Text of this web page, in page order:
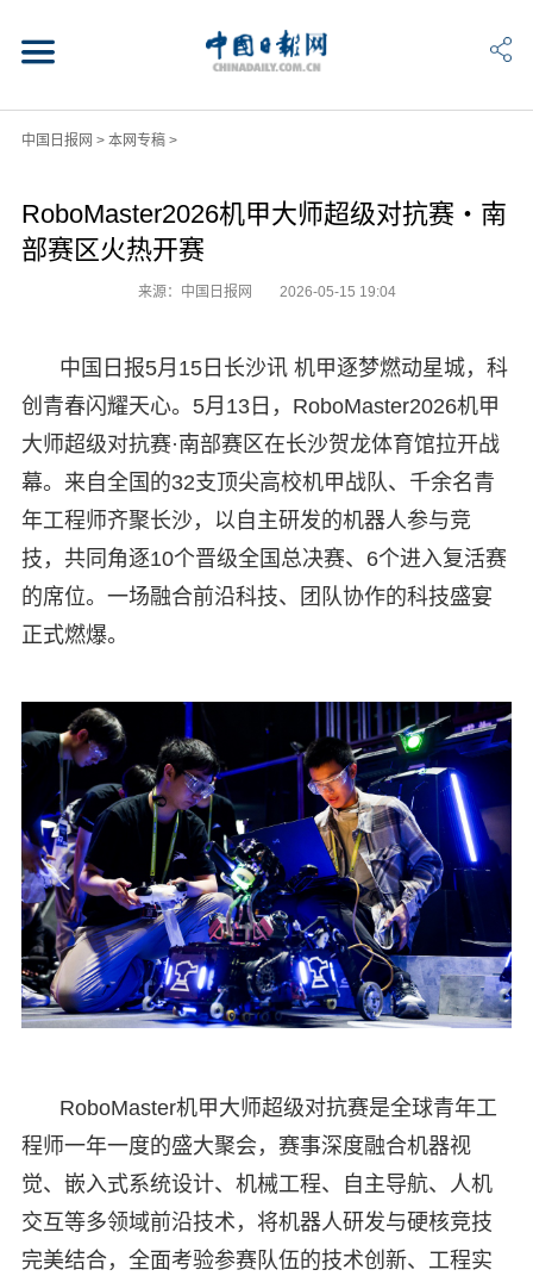
中国日报网 > 本网专稿>
RoboMaster2026机甲大师超级对抗赛・南
部赛区火热开赛
来源：中国日报网 2026-05-15 19:04
中国日报5月15日长沙讯 机甲逐梦燃动星城，科
创青春闪耀天心。5月13日，RoboMaster2026机甲
大师超级对抗赛·南部赛区在长沙贺龙体育馆拉开战
幕。来自全国的32支顶尖高校机甲战队、千余名青
年工程师齐聚长沙，以自主研发的机器人参与竞
技，共同角逐10个晋级全国总决赛、6个进入复活赛
的席位。一场融合前沿科技、团队协作的科技盛宴
正式燃爆。
RoboMaster机甲大师超级对抗赛是全球青年工
程师一年一度的盛大聚会，赛事深度融合机器视
觉、嵌入式系统设计、机械工程、自主导航、人机
交互等多领域前沿技术，将机器人研发与硬核竞技
完美结合，全面考验参赛队伍的技术创新、工程实